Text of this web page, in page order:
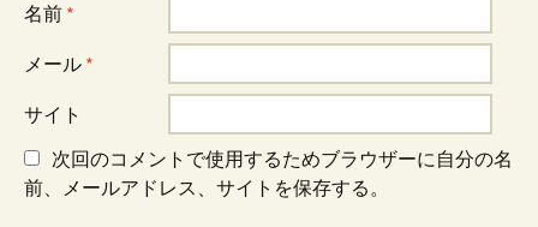
名前 *
メール *
サイト
次回のコメントで使用するためブラウザーに自分の名
前、メールアドレス、サイトを保存する。